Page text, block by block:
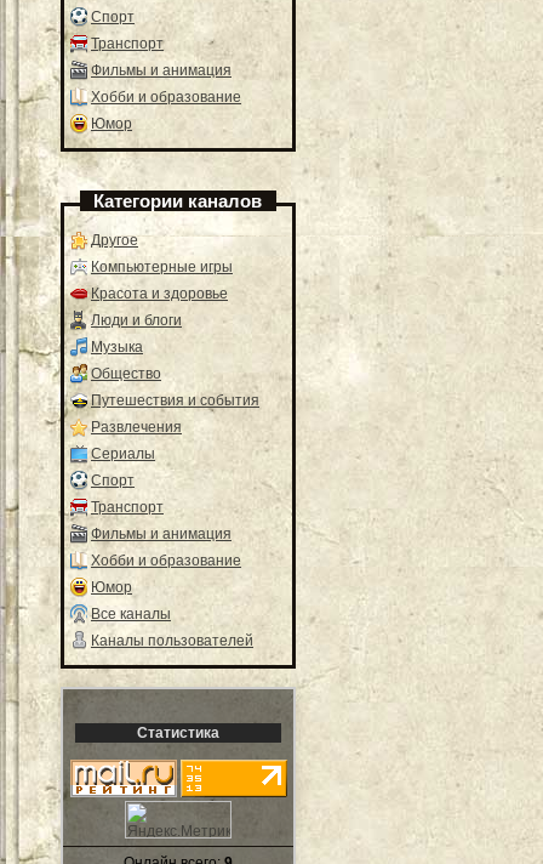
Спорт
Транспорт
Фильмы и анимация
Хобби и образование
Юмор
Категории каналов
Другое
Компьютерные игры
Красота и здоровье
Люди и блоги
Музыка
Общество
Путешествия и события
Развлечения
Сериалы
Спорт
Транспорт
Фильмы и анимация
Хобби и образование
Юмор
Все каналы
Каналы пользователей
Статистика